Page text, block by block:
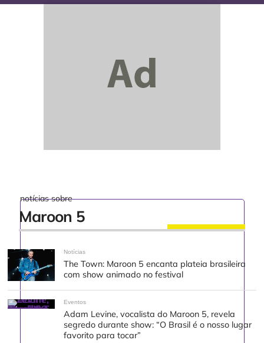
notícias sobre
Maroon 5
Notícias
The Town: Maroon 5 encanta plateia brasileira
com show animado no festival
Eventos
Adam Levine, vocalista do Maroon 5, revela
segredo durante show: “O Brasil é o nosso lugar
favorito para tocar”